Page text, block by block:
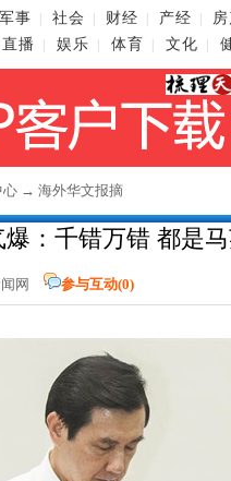
军事 社会 财经 产经
直播 娱乐 体育 文化
心 → 海外华文报摘
爆：千错万错 都是
网 参与互动(0)